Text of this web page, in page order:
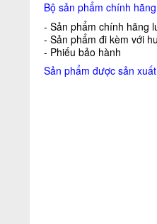
Bộ sản phẩm chính
- Sản phẩm chính hãng
- Sản phẩm đi kèm với
- Phiếu bảo hành
Sản phẩm được sản